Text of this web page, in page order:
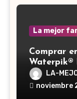
La mejor
Comprar
Waterpik®
LA-
noviembre